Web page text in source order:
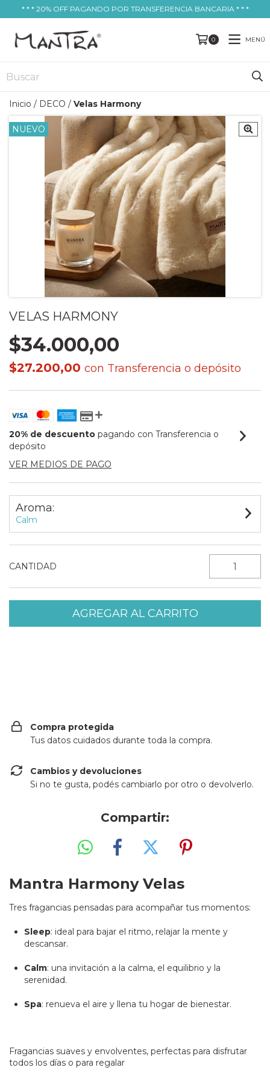
* * * 20% OFF PAGANDO POR TRANSFERENCIA BANCARIA * * *
0 MENÚ
Inicio / DECO / Velas Harmony
NUEVO
VELAS HARMONY
$34.000,00
$27.200,00 con Transferencia o depósito
20% de descuento pagando con Transferencia o
depósito
VER MEDIOS DE PAGO
Aroma:
Calm
CANTIDAD
Compra protegida
Tus datos cuidados durante toda la compra.
Cambios y devoluciones
Si no te gusta, podés cambiarlo por otro o devolverlo.
Compartir:
Mantra Harmony Velas
Tres fragancias pensadas para acompañar tus momentos:
Sleep: ideal para bajar el ritmo, relajar la mente y
descansar.
Calm: una invitación a la calma, el equilibrio y la
serenidad.
Spa: renueva el aire y llena tu hogar de bienestar.
Fragancias suaves y envolventes, perfectas para disfrutar
todos los días o para regalar